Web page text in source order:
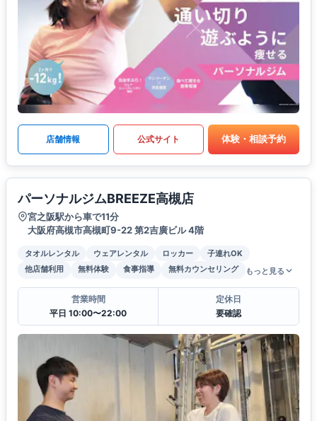
店舗情報 公式サイト 体験・相談予約
パーソナルジムBREEZE高槻店
宮之阪駅から車で11分
大阪府高槻市高槻町9-22 第2吉廣ビル 4階
タオルレンタル ウェアレンタル ロッカー
子連れOK
他店舗利用
無料体験 食事指導 無料カウンセリング もっと見る
営業時間
平日 10:00〜22:00
定休日
要確認